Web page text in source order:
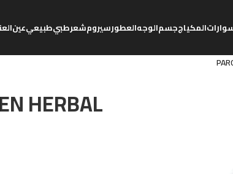
المكياججسمالوجهالعطورسيرومشعرطبيطبيعيعين
HERBAL